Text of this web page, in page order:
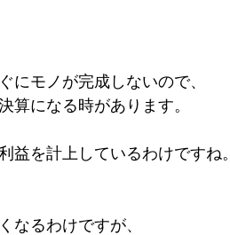
にモノが完成しないので、
算になる時があります。
益を計上しているわけですね。
なるわけですが、